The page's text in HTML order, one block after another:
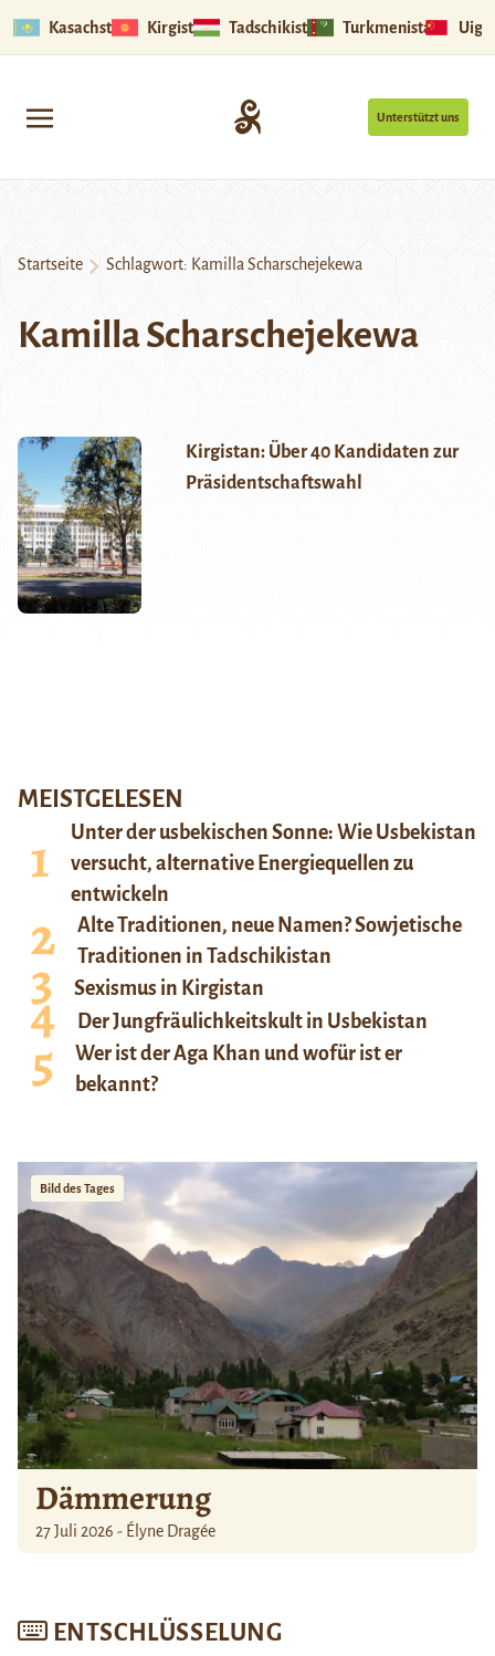
Kasachstan Kirgistan Tadschikistan Turkmenistan
Unterstützt uns
Startseite Schlagwort: Kamilla Scharschejekewa
Kamilla Scharschejekewa
Kirgistan: Über 40 Kandidaten zur
Präsidentschaftswahl
MEISTGELESEN
Unter der usbekischen Sonne: Wie Usbekistan
versucht, alternative Energiequellen zu
entwickeln
Alte Traditionen, neue Namen? Sowjetische
Traditionen in Tadschikistan
Sexismus in Kirgistan
Der Jungfräulichkeitskult in Usbekistan
Wer ist der Aga Khan und wofür ist er
bekannt?
Bild des Tages
Dämmerung
27 Juli 2026 - Élyne Dragée
ENTSCHLÜSSELUNG